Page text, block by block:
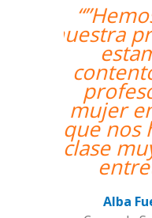
“”The
well
have
I'm